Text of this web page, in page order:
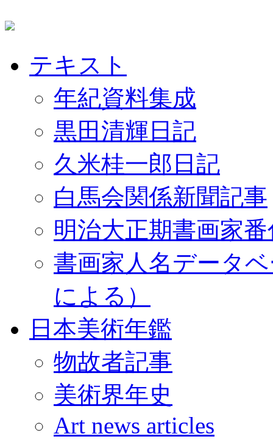
テキスト
年紀資料集成
黒田清輝日記
久米桂一郎日記
白馬会関係新聞記事
明治大正期書画家
書画家人名データ
による）
日本美術年鑑
物故者記事
美術界年史
Art news articles